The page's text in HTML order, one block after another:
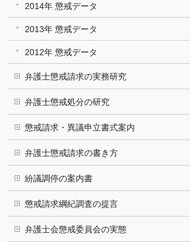
2014年 懲戒データ
2013年 懲戒データ
2012年 懲戒データ
弁護士懲戒請求の実務研究
弁護士懲戒処分の研究
懲戒請求・異議申立書式案内
弁護士懲戒請求の書き方
紛議調停の案内書
懲戒請求綱紀調査の提言
弁護士会懲戒委員会の実態